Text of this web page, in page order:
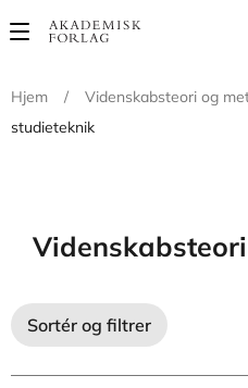
Main
Hjem
/ Videnskabsteori og
studieteknik
Sortér og filtrer